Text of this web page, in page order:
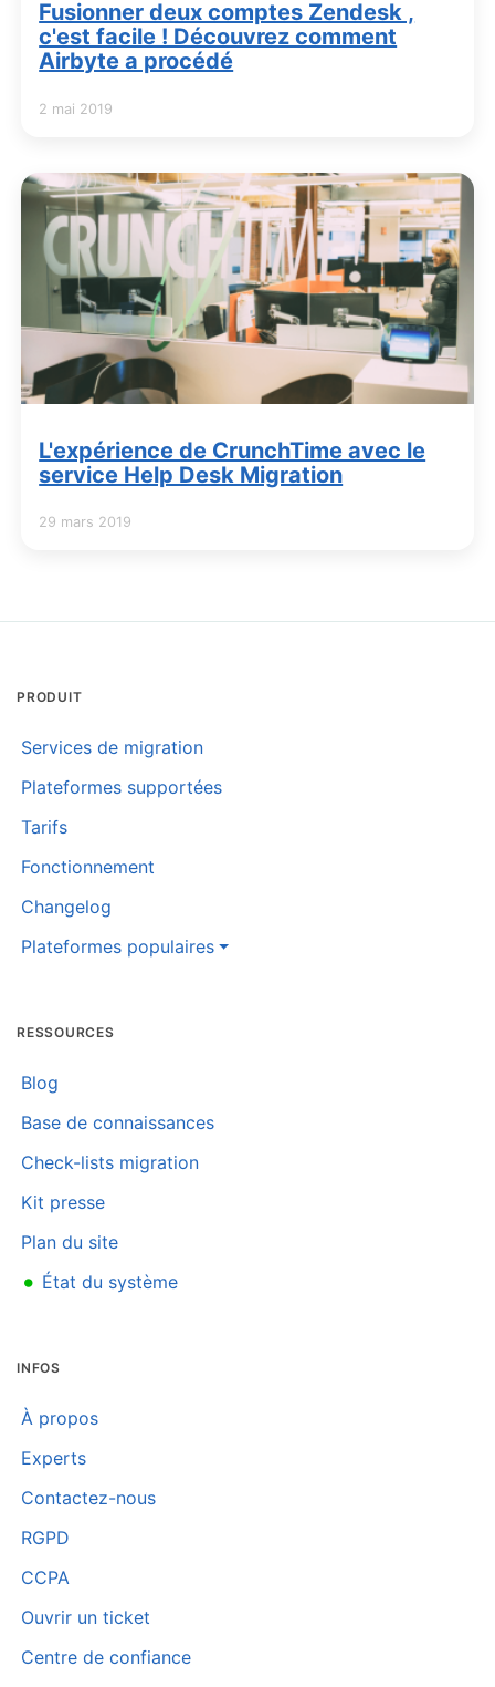
Fusionner deux comptes Zendesk ,
c'est facile ! Découvrez comment
Airbyte a procédé
2 mai 2019
L'expérience de CrunchTime avec le
service Help Desk Migration
29 mars 2019
PRODUIT
Services de migration
Plateformes supportées
Tarifs
Fonctionnement
Changelog
Plateformes populaires
RESSOURCES
Blog
Base de connaissances
Check-lists migration
Kit presse
Plan du site
• État du système
INFOS
À propos
Experts
Contactez-nous
RGPD
CCPA
Ouvrir un ticket
Centre de confiance